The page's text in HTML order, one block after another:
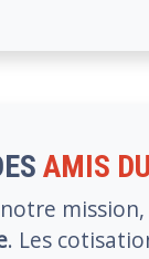
AMIS
. Les